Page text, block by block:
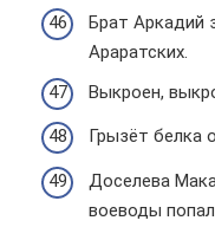
Брат Аркадий
Араратских.
Выкроен,
Грызёт белка
Доселева
воеводы попал.